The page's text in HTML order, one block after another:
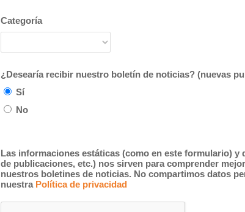
Categoría
¿Desearía recibir nuestro boletín de noticias? (nuevas
Sí
No
Las informaciones estáticas (como en este formulario)
de publicaciones, etc.) nos sirven para comprender
nuestros boletines de noticias. No compartimos datos
nuestra Política de privacidad